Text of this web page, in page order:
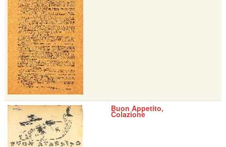
Buon Appetito,
Colazione